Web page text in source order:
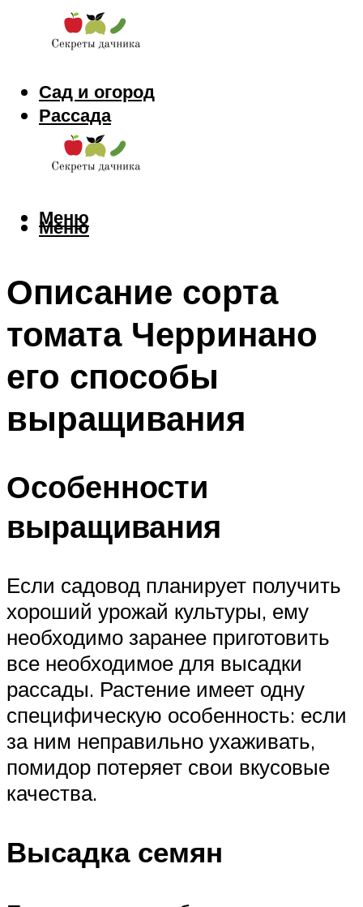
Сад и огород
Рассада
Цветы
Заготовки
Меню
Меню
Описание сорта
томата Черринано
его способы
выращивания
Особенности
выращивания
Если садовод планирует получить
хороший урожай культуры, ему
необходимо заранее приготовить
все необходимое для высадки
рассады. Растение имеет одну
специфическую особенность: если
за ним неправильно ухаживать,
помидор потеряет свои вкусовые
качества.
Высадка семян